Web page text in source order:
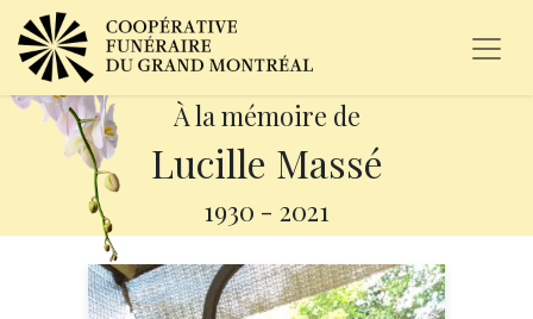
À la mémoire de
Lucille Massé
1930 - 2021